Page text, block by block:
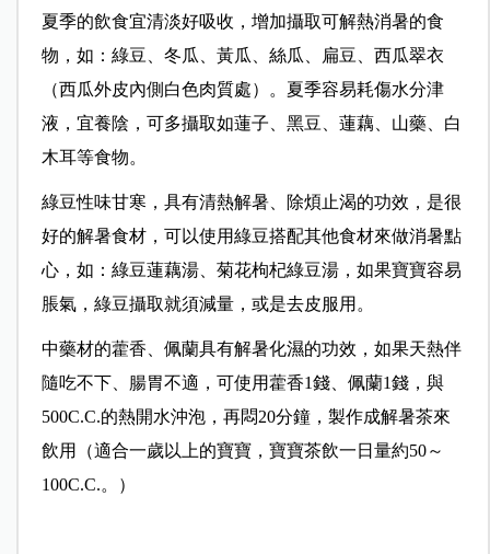
夏季的飲食宜清淡好吸收，增加攝取可解熱消暑的食
物，如：綠豆、冬瓜、黃瓜、絲瓜、扁豆、西瓜翠衣
（西瓜外皮內側白色肉質處）。夏季容易耗傷水分津
液，宜養陰，可多攝取如蓮子、黑豆、蓮藕、山藥、白
木耳等食物。
綠豆性味甘寒，具有清熱解暑、除煩止渴的功效，是很
好的解暑食材，可以使用綠豆搭配其他食材來做消暑點
心，如：綠豆蓮藕湯、菊花枸杞綠豆湯，如果寶寶容易
脹氣，綠豆攝取就須減量，或是去皮服用。
中藥材的藿香、佩蘭具有解暑化濕的功效，如果天熱伴
隨吃不下、腸胃不適，可使用藿香1錢、佩蘭1錢，與
500C.C.的熱開水沖泡，再悶20分鐘，製作成解暑茶來
飲用（適合一歲以上的寶寶，寶寶茶飲一日量約50～
100C.C.。）